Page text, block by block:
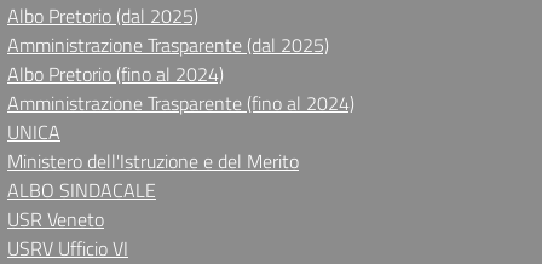
Albo Pretorio (dal 2025)
Amministrazione Trasparente (dal 2025)
Albo Pretorio (fino al 2024)
Amministrazione Trasparente (fino al 2024)
UNICA
Ministero dell'Istruzione e del Merito
ALBO SINDACALE
USR Veneto
USRV Ufficio VI